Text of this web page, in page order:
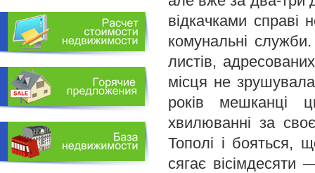
відкачками справі
комунальні
листів,
місця не
років мешканці
хвилюванні за
Тополі і бояться,
сягає вісімдесяти